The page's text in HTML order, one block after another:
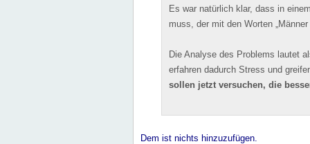
Es war natürlich klar, dass in
muss, der mit den Worten
Die Analyse des Problems lautet
erfahren dadurch Stress und
sollen jetzt versuchen, die
Dem ist nichts hinzuzufügen.